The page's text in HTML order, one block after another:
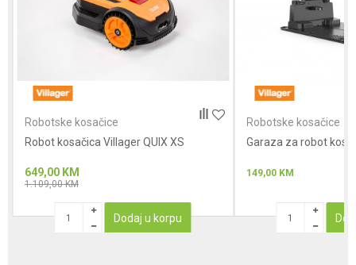
Anti-spam zaštita - izračunajte koliko je 6 - 1 :
Robotske kosačice
Robot kosačica Villager QUIX XS
649,00 KM
1.109,00KM
Dodaj u korpu
Robotske kosačice
Garaza za robot
149,00 KM